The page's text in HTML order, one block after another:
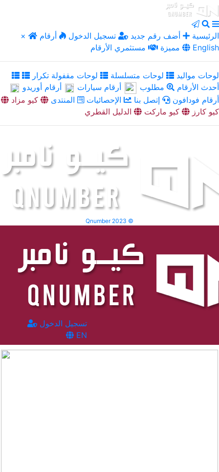
× الرئيسية أضف رقم جديد تسجيل الدخول
أرقام
مميزة
مستثمري الأرقام English
لوحات مواليد لوحات متسلسلة
لوحات مقفولة تكرار
أحدث الأرقام
مطلوب أرقام سيارات
أرقام أوريدو
أرقام فودافون
إتصل بنا الإحصائيات المنتدى
كيو مزاد
كيو كارز
كيو ماركت الدليل القطري
Qnumber 2023 ©
تسجيل الدخول
EN